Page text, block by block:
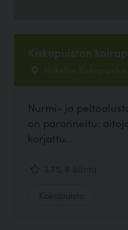
Kiskopuiston
Nokelan
Nurmi- ja
on paranneltu:
korjattu.